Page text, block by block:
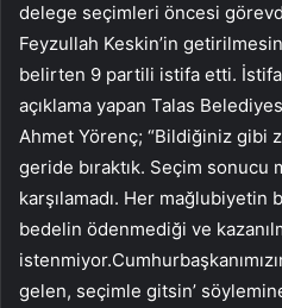
delege seçimleri öncesi
Feyzullah Keskin’in
belirten 9 partili istifa etti.
açıklama yapan Talas
Ahmet Yörenç; “Bildiğiniz gibi
geride bıraktık. Seçim
karşılamadı. Her mağlubiyetin
bedelin ödenmediği ve
gelen, seçimle gitsin’